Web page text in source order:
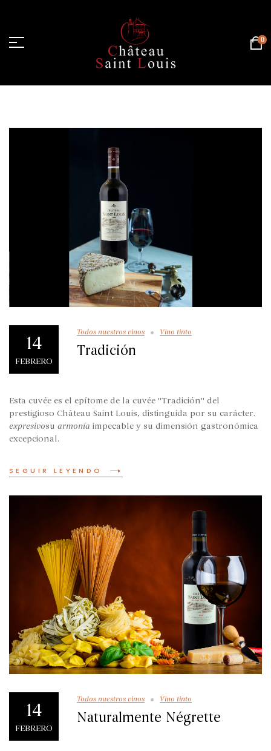
0
Página de inicio / Posts etiquetados “cerise”
14
FEBRERO
Todos nuestros vinos Vino tinto
Tradición
Esta cuvée es el epítome de la cuvée "Tradición" del
prestigioso Château Saint Louis, distinguida por su carácter.
expresivosu armonía impecable y su dimensión gastronómica
excepcional.
SEGUIR LEYENDO
14
FEBRERO
Todos nuestros vinos Vino tinto
Naturalmente Négrette